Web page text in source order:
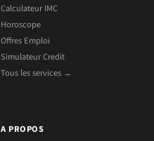
Calculateur IMC
Horoscope
Offres Emploi
Simulateur Credit
Tous les services →
A PROPOS